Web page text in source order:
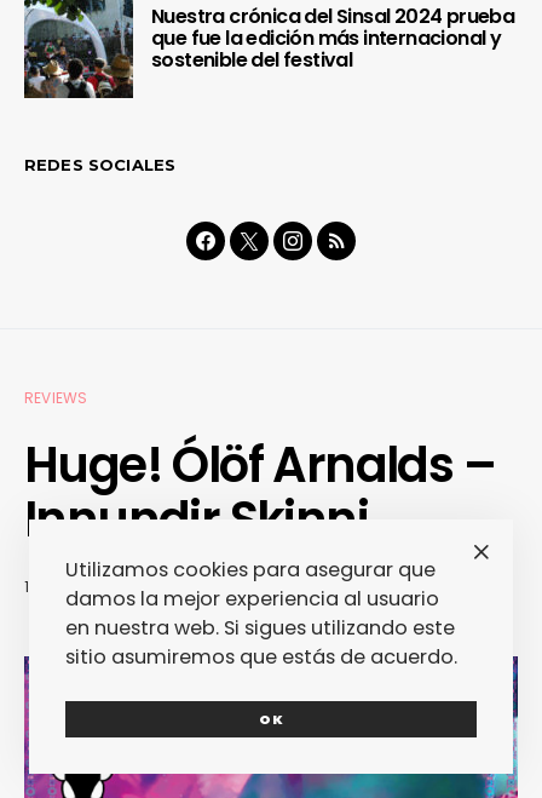
Nuestra crónica del Sinsal 2024 prueba
que fue la edición más internacional y
sostenible del festival
REDES SOCIALES
REVIEWS
Huge! Ólöf Arnalds –
Innundir Skinni
14/10/2010 RAÜL DE TENA
Utilizamos cookies para asegurar que
damos la mejor experiencia al usuario
en nuestra web. Si sigues utilizando este
sitio asumiremos que estás de acuerdo.
OK